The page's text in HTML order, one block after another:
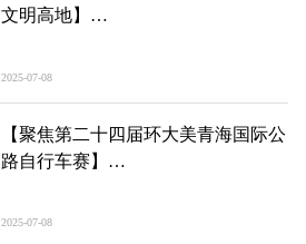
文明高地】
2025-07-08
【聚焦第二十四届环大美青海国际公
路自行车赛】
2025-07-08